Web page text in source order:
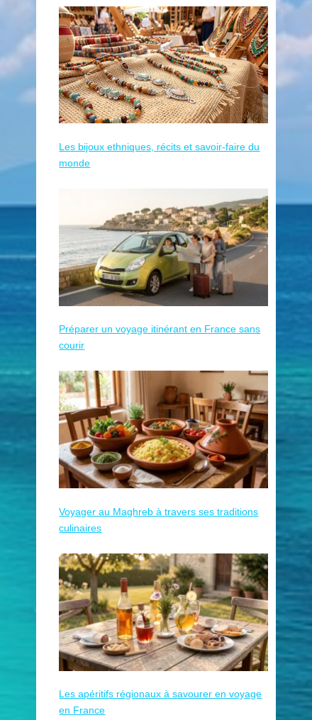
Les bijoux ethniques, récits et savoir-faire du
monde
Préparer un voyage itinérant en France sans
courir
Voyager au Maghreb à travers ses traditions
culinaires
Les apéritifs régionaux à savourer en voyage
en France